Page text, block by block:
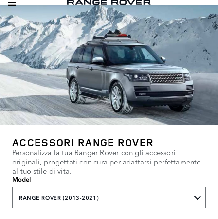
ACCESSORI RANGE ROVER
Personalizza la tua Ranger Rover con gli accessori
originali, progettati con cura per adattarsi perfettamente
al tuo stile di vita.
Model
RANGE ROVER (2013-2021)